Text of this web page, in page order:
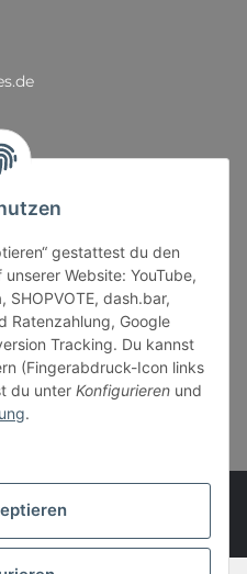
gestattest du den
Website: YouTube,
SHOPVOTE, dash.bar,
Ratenzahlung, Google
Tracking. Du kannst
(Fingerabdruck-Icon links
du unter Konfigurieren und
.
11:00 - 18:30 Uhr
Events